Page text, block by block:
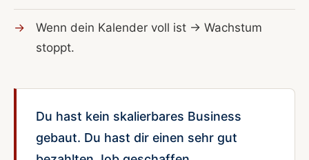
Wenn dein Kalender voll ist → Wachstum
stoppt.
Du hast kein skalierbares Business
gebaut. Du hast dir einen sehr gut